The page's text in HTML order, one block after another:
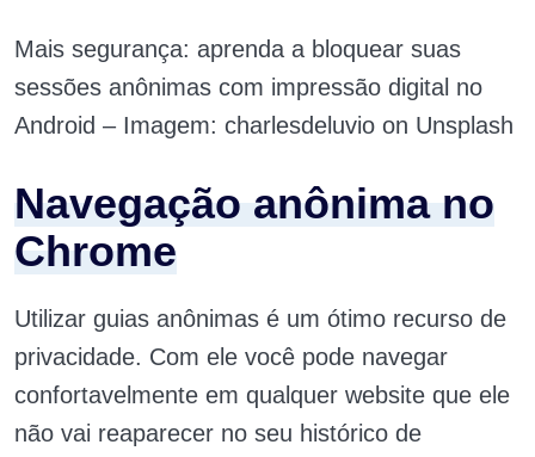
Mais segurança: aprenda a bloquear suas
sessões anônimas com impressão digital no
Android – Imagem: charlesdeluvio on Unsplash
Navegação anônima no
Chrome
Utilizar guias anônimas é um ótimo recurso de
privacidade. Com ele você pode navegar
confortavelmente em qualquer website que ele
não vai reaparecer no seu histórico de